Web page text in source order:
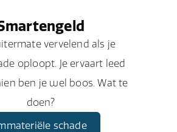
vervelend als je
oploopt. Je ervaart leed
ben je wel boos. Wat te
doen?
schade